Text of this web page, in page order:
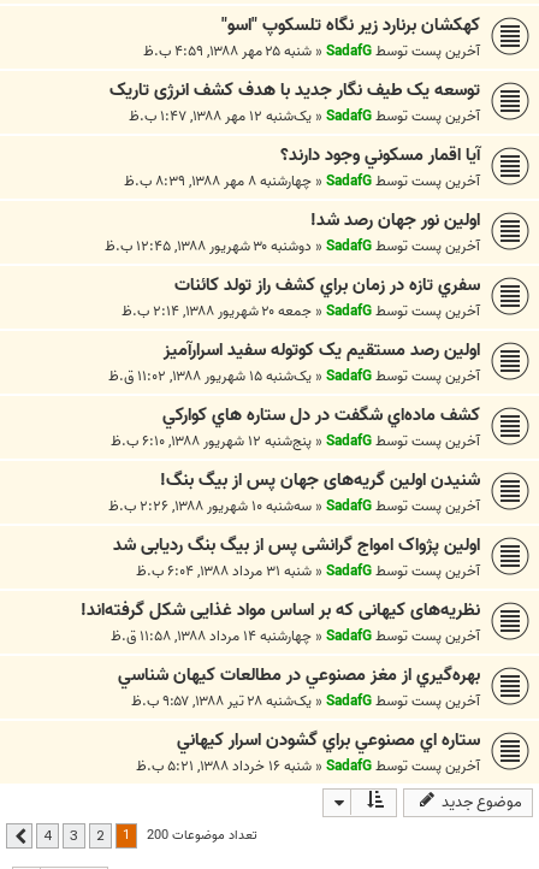
کهکشان برنارد زیر نگاه تلسکوپ "اسو"
آخرین پست توسطSadafG
« شنبه ۲۵ مهر ۱۳۸۸, ۴:۵۹ ب.ظ
توسعه یک طیف نگار جدید با هدف کشف انرژی تاریک
آخرین پست توسطSadafG
« یک‌شنبه ۱۲ مهر ۱۳۸۸, ۱:۴۷ ب.ظ
آيا اقمار مسكوني وجود دارند؟
آخرین پست توسطSadafG
« چهارشنبه ۸ مهر ۱۳۸۸, ۸:۳۹ ب.ظ
اولین نور جهان رصد شد!
آخرین پست توسطSadafG
« دوشنبه ۳۰ شهریور ۱۳۸۸, ۱۲:۴۵ ب.ظ
سفري تازه در زمان براي كشف راز تولد كائنات
آخرین پست توسطSadafG
« جمعه ۲۰ شهریور ۱۳۸۸, ۲:۱۴ ب.ظ
اولین رصد مستقیم یک کوتوله سفید اسرارآمیز
آخرین پست توسطSadafG
« یک‌شنبه ۱۵ شهریور ۱۳۸۸, ۱۱:۰۲ ق.ظ
كشف ماده‌اي شگفت در دل ستاره هاي کوارکي
آخرین پست توسطSadafG
« پنج‌شنبه ۱۲ شهریور ۱۳۸۸, ۶:۱۰ ب.ظ
شنیدن اولین گریه‌های جهان پس از بیگ بنگ!
آخرین پست توسطSadafG
« سه‌شنبه ۱۰ شهریور ۱۳۸۸, ۲:۲۶ ب.ظ
اولین پژواک امواج گرانشی پس از بیگ بنگ ردیابی شد
آخرین پست توسطSadafG
« شنبه ۳۱ مرداد ۱۳۸۸, ۶:۰۴ ب.ظ
نظریه‌های کیهانی که بر اساس مواد غذایی شکل گرفته‌اند!
آخرین پست توسطSadafG
« چهارشنبه ۱۴ مرداد ۱۳۸۸, ۱۱:۵۸ ق.ظ
بهره‌گيري از مغز مصنوعي در مطالعات كيهان شناسي
آخرین پست توسطSadafG
« یک‌شنبه ۲۸ تیر ۱۳۸۸, ۹:۵۷ ب.ظ
ستاره اي مصنوعي براي گشودن اسرار كيهاني
آخرین پست توسطSadafG
« شنبه ۱۶ خرداد ۱۳۸۸, ۵:۲۱ ب.ظ
موضوع جدید
تعداد موضوعات 200 2
3
4 بعدی